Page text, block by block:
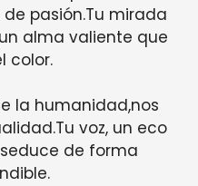
pasión.Tu mirada
alma valiente que
color.
la humanidad,nos
voz, un eco
de forma